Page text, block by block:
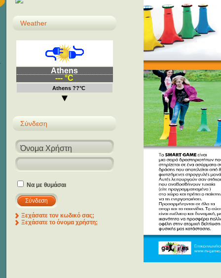
Weather
Athens
--- °C
Athens ??°C
Σύνδεση
Να με θυμάσαι
Ξεχάσατε τον κωδικό σας;
Ξεχάσατε το όνομα χρήστη;